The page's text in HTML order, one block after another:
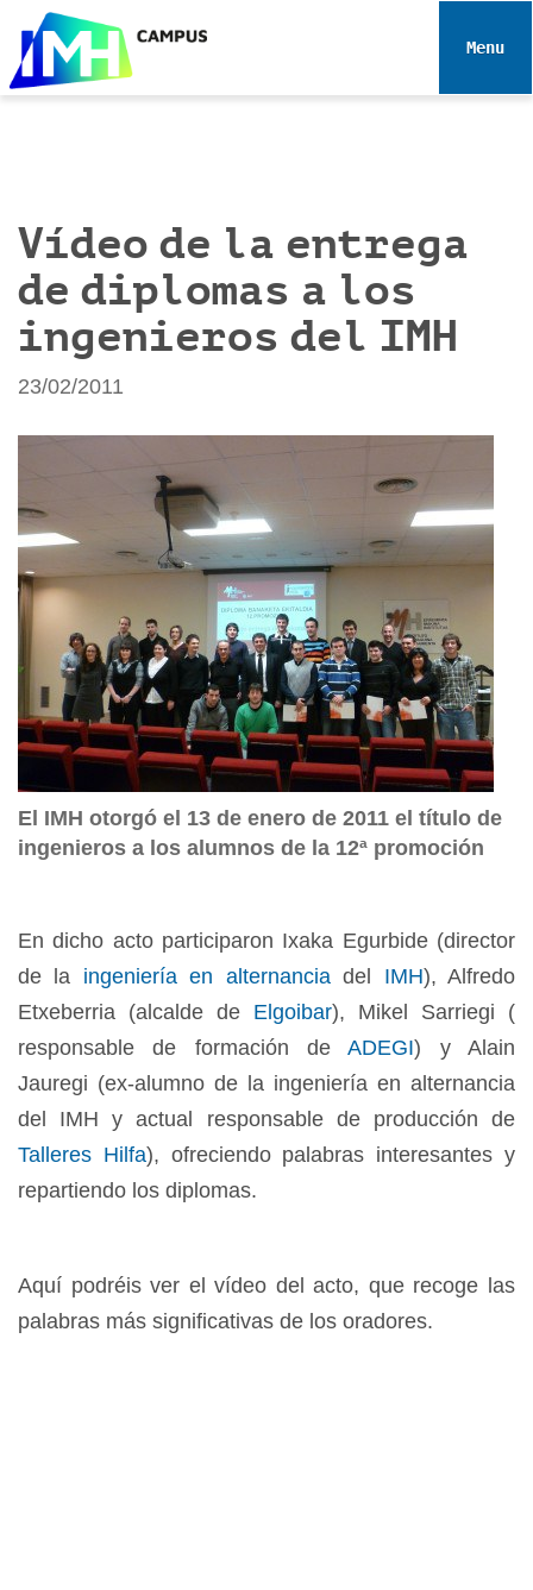
e
Toggle
Vídeo de la entrega
de diplomas a los
ingenieros del IMH
23/02/2011
El IMH otorgó el 13 de enero de 2011 el título de
ingenieros a los alumnos de la 12ª promoción
En dicho acto participaron Ixaka Egurbide (director
de la ingeniería en alternanciadel IMH), Alfredo
Etxeberria (alcalde de Elgoibar), Mikel Sarriegi (
responsable de formación deADEGI) y Alain
Jauregi (ex-alumno de la ingeniería en alternancia
del IMH y actual responsable de producción de
Talleres Hilfa), ofreciendo palabras interesantes y
repartiendo los diplomas.
Aquí podréis ver el vídeo del acto, que recoge las
palabras más significativas de los oradores.